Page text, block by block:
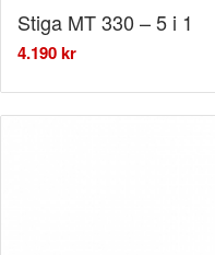
Stiga MT 330 – 5 i 1
4.190kr